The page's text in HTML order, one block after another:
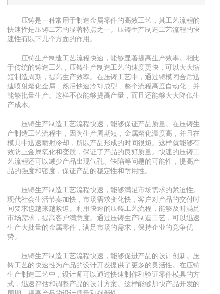
压铸是一种常用于制造金属零件的高效工艺，其工艺流程的
快速性是压铸工艺的显著特点之一。压铸生产制造工艺流程的快
速性有以下几个方面的作用。
压铸生产制造工艺流程快速，能够显著提高生产效率。相比
于传统的铸造工艺，压铸生产制造工艺的速度更快，可以大大缩
短制造周期，提高生产效率。在压铸工艺中，通过铸模闭合后迅
速喷射熔化金属，然后快速冷却成型，整个流程高度自动化，并
能够批量生产。这样不仅能够提高产量，而且还能够大大降低生
产成本。
压铸生产制造工艺流程快速，能够保证产品质量。在压铸生
产制造工艺流程中，因为生产周期短，金属熔化温度高，并且在
模具中迅速喷射冷却，所以产品形成的时间很短。这样就能够有
效防止金属氧化和变质，保证了产品的良好质量。快速的压铸工
艺流程还可以减少产品出现气孔、缺陷等问题的可能性，提高产
品的强度和密度，保证产品的稳定性和耐用性。
压铸生产制造工艺流程快速，能够满足市场需求的紧迫性。
现代社会生活节奏加快，市场需求变化快，客户对产品的交付时
间要求也越来越紧迫。利用快速的压铸工艺流程，能够及时满足
市场需求，提高客户满意度。通过压铸生产制造工艺，可以迅速
生产大批量的金属零件，满足市场的需求，保持企业的竞争优
势。
压铸生产制造工艺流程快速，能够促进产品的设计创新。压
铸工艺的快速性为产品的设计开发提供了更多的灵活性。在压铸
生产制造工艺中，设计师可以通过快速制作和验证零件模具的方
式，迅速评估和调整产品的设计方案。这样能够加快产品开发的